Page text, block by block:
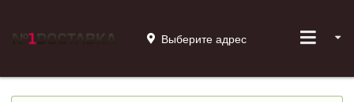
Выберите адрес